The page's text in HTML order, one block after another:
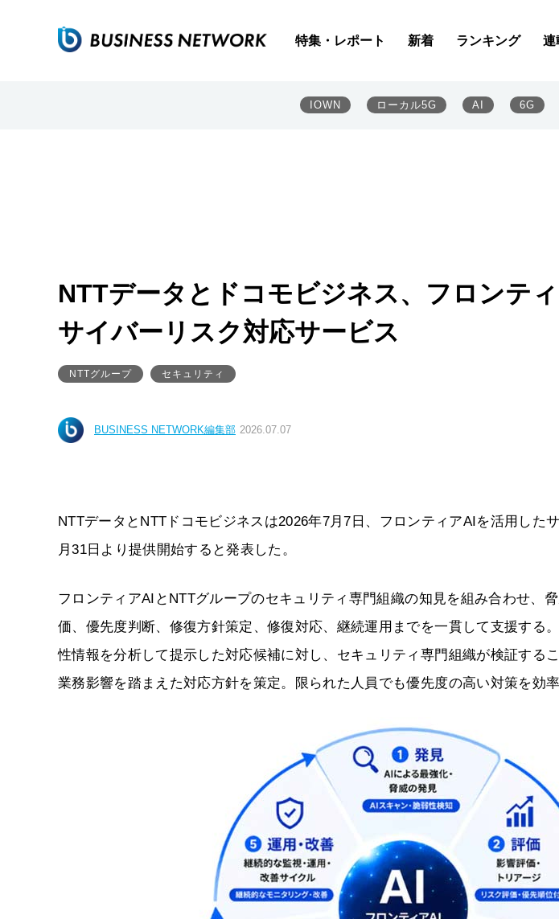
特集・レポート 新着 ランキング 連
IOWN ローカル5G AI 6G
NTTデータとドコモビジネス、フロンテ
サイバーリスク対応サービス
NTTグループ セキュリティ
BUSINESS NETWORK編集部 2026.07.07
NTTデータとNTTドコモビジネスは2026年7月7日、フロンティアAIを活用した
月31日より提供開始すると発表した。
フロンティアAIとNTTグループのセキュリティ専門組織の知見を組み合わせ、
価、優先度判断、修復方針策定、修復対応、継続運用までを一貫して支援する
性情報を分析して提示した対応候補に対し、セキュリティ専門組織が検証する
業務影響を踏まえた対応方針を策定。限られた人員でも優先度の高い対策を効